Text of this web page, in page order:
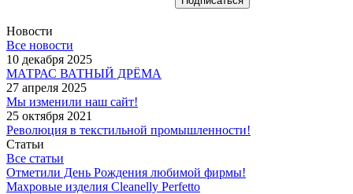
Новости
Все новости
10 декабря 2025
МАТРАС ВАТНЫЙ ДРЁМА
27 апреля 2025
Мы изменили наш сайт!
25 октября 2021
Революция в текстильной промышленности!
Статьи
Все статьи
Отметили День Рождения любимой фирмы!
Махровые изделия Cleanelly Perfetto